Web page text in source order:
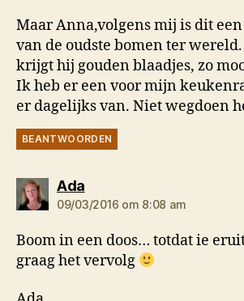
Maar Anna,volgens mij is dit
van de oudste bomen ter
krijgt hij gouden blaadjes, zo
Ik heb er een voor mijn
er dagelijks van. Niet wegdoen
BEANTWOORDEN
Adazegt:
09/03/2016 om 8:08 am
Boom in een doos… totdat ie
graag het vervolg